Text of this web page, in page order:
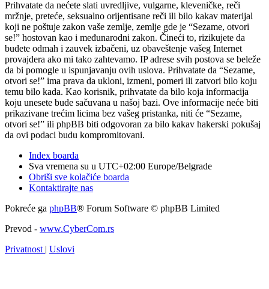
Prihvatate da nećete slati uvredljive, vulgarne, kleveničke, reči
mržnje, preteće, seksualno orijentisane reči ili bilo kakav materijal
koji ne poštuje zakon vaše zemlje, zemlje gde je “Sezame, otvori
se!” hostovan kao i međunarodni zakon. Čineći to, rizikujete da
budete odmah i zauvek izbačeni, uz obaveštenje vašeg Internet
provajdera ako mi tako zahtevamo. IP adrese svih postova se beleže
da bi pomogle u ispunjavanju ovih uslova. Prihvatate da “Sezame,
otvori se!” ima prava da ukloni, izmeni, pomeri ili zatvori bilo koju
temu bilo kada. Kao korisnik, prihvatate da bilo koja informacija
koju unesete bude sačuvana u našoj bazi. Ove informacije neće biti
prikazivane trećim licima bez vašeg pristanka, niti će “Sezame,
otvori se!” ili phpBB biti odgovoran za bilo kakav hakerski pokušaj
da ovi podaci budu kompromitovani.
Index boarda
Sva vremena su u UTC+02:00 Europe/Belgrade
Obriši sve kolačiće boarda
Kontaktirajte nas
Pokreće ga phpBB® Forum Software © phpBB Limited
Prevod - www.CyberCom.rs
Privatnost | Uslovi